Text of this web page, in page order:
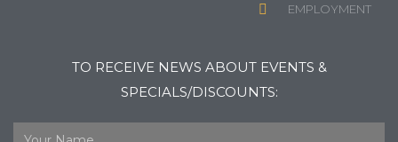
EMPLOYMENT
TO RECEIVE NEWS ABOUT EVENTS &
SPECIALS/DISCOUNTS: